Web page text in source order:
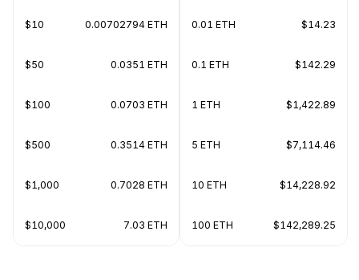
$10 0.00702794 ETH
$50 0.0351 ETH
$100 0.0703 ETH
$500 0.3514 ETH
$1,000 0.7028 ETH
$10,000 7.03 ETH
0.01 ETH $14.23
0.1 ETH $142.29
1 ETH $1,422.89
5 ETH $7,114.46
10 ETH $14,228.92
100 ETH $142,289.25